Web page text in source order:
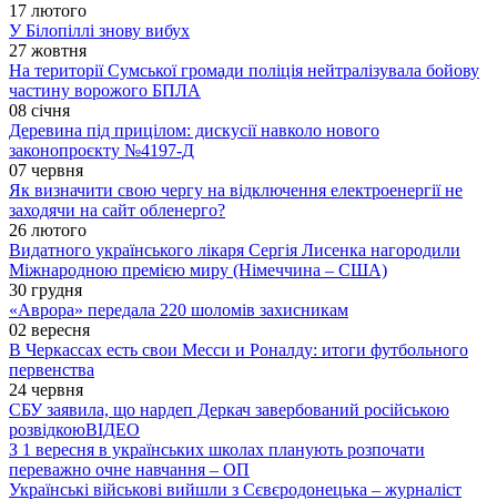
17 лютого
У Білопіллі знову вибух
27 жовтня
На території Сумської громади поліція нейтралізувала бойову
частину ворожого БПЛА
08 січня
Деревина під прицілом: дискусії навколо нового
законопроєкту №4197-Д
07 червня
Як визначити свою чергу на відключення електроенергії не
заходячи на сайт обленерго?
26 лютого
Видатного українського лікаря Сергія Лисенка нагородили
Міжнародною премією миру (Німеччина – США)
30 грудня
«Аврора» передала 220 шоломів захисникам
02 вересня
В Черкассах есть свои Месси и Роналду: итоги футбольного
первенства
24 червня
СБУ заявила, що нардеп Деркач завербований російською
розвідкоюВІДЕО
З 1 вересня в українських школах планують розпочати
переважно очне навчання – ОП
Українські військові вийшли з Сєвєродонецька – журналіст